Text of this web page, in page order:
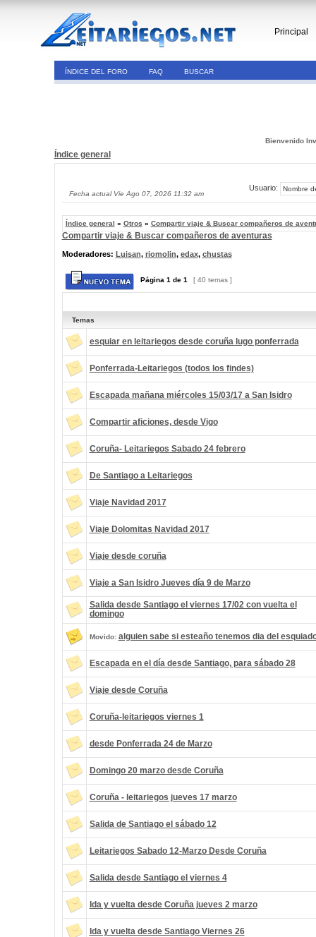
Principal
ÍNDICE DEL FORO FAQ BUSCAR
Bienvenido
Índice general
Fecha actual Vie Ago 07, 2026 11:32 am
Usuario:
Índice general » Otros » Compartir viaje & Buscar compañeros de
Compartir viaje & Buscar compañeros de aventuras
Moderadores: Luisan, riomolin, edax, chustas
Página 1 de 1 [ 40 temas ]
Temas
esquiar en leitariegos desde coruña lugo ponferrada
Ponferrada-Leitariegos (todos los findes)
Escapada mañana miércoles 15/03/17 a San Isidro
Compartir aficiones, desde Vigo
Coruña- Leitariegos Sabado 24 febrero
De Santiago a Leitariegos
Viaje Navidad 2017
Viaje Dolomitas Navidad 2017
Viaje desde coruña
Viaje a San Isidro Jueves día 9 de Marzo
Salida desde Santiago el viernes 17/02 con vuelta el
domingo
Movido: alguien sabe si esteaño tenemos dia del
Escapada en el día desde Santiago, para sábado 28
Viaje desde Coruña
Coruña-leitariegos viernes 1
desde Ponferrada 24 de Marzo
Domingo 20 marzo desde Coruña
Coruña - leitariegos jueves 17 marzo
Salida de Santiago el sábado 12
Leitariegos Sabado 12-Marzo Desde Coruña
Salida desde Santiago el viernes 4
Ida y vuelta desde Coruña jueves 2 marzo
Ida y vuelta desde Santiago Viernes 26